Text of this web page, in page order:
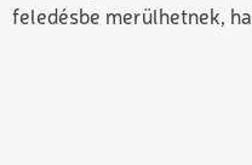
feledésbe merülhetnek,